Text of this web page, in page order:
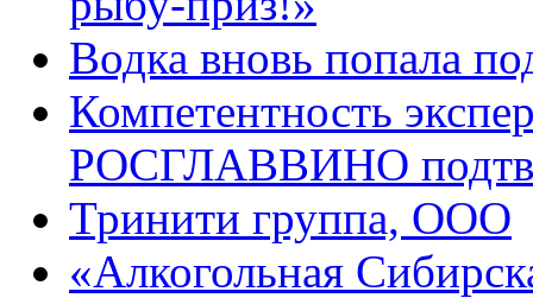
Водка вновь попала
Компетентность
РОСГЛАВВИНО
Тринити группа, ООО
«Алкогольная